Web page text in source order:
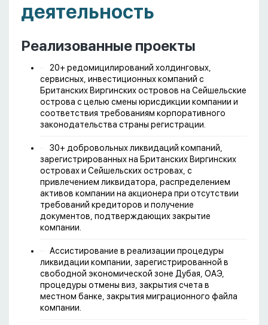
деятельность
Реализованные проекты
20+ редомицилирований холдинговых,
сервисных, инвестиционных компаний с
Британских Виргинских островов на Сейшельские
острова с целью смены юрисдикции компании и
соответствия требованиям корпоративного
законодательства страны регистрации.
30+ добровольных ликвидаций компаний,
зарегистрированных на Британских Виргинских
островах и Сейшельских островах, с
привлечением ликвидатора, распределением
активов компании на акционера при отсутствии
требований кредиторов и получение
документов, подтверждающих закрытие
компании.
Ассистирование в реализации процедуры
ликвидации компании, зарегистрированной в
свободной экономической зоне Дубая, ОАЭ,
процедуры отмены виз, закрытия счета в
местном банке, закрытия миграционного файла
компании.